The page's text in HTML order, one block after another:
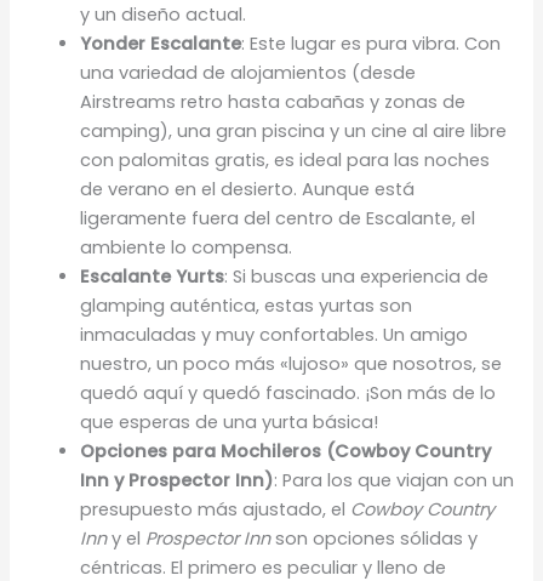
y un diseño actual.
Yonder Escalante: Este lugar es pura vibra. Con
una variedad de alojamientos (desde
Airstreams retro hasta cabañas y zonas de
camping), una gran piscina y un cine al aire libre
con palomitas gratis, es ideal para las noches
de verano en el desierto. Aunque está
ligeramente fuera del centro de Escalante, el
ambiente lo compensa.
Escalante Yurts: Si buscas una experiencia de
glamping auténtica, estas yurtas son
inmaculadas y muy confortables. Un amigo
nuestro, un poco más «lujoso» que nosotros, se
quedó aquí y quedó fascinado. ¡Son más de lo
que esperas de una yurta básica!
Opciones para Mochileros (Cowboy Country
Inn y Prospector Inn): Para los que viajan con un
presupuesto más ajustado, el Cowboy Country
Inny el Prospector Innson opciones sólidas y
céntricas. El primero es peculiar y lleno de